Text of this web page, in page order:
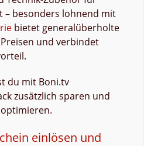
– besonders lohnend mit
bietet generalüberholte
und verbindet
du mit Boni.tv
zusätzlich sparen und
einlösen und